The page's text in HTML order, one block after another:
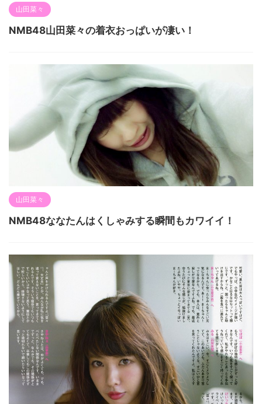
山田菜々
NMB48山田菜々の着衣おっぱいが凄い！
山田菜々
NMB48ななたんはくしゃみする瞬間もカワイイ！